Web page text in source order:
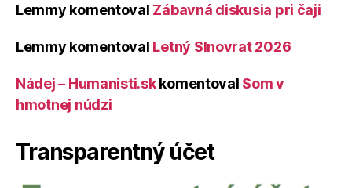
Lemmy komentoval Zábavná diskusia pri čaji
Lemmy komentoval Letný Slnovrat 2026
Nádej – Humanisti.skkomentoval Som v
hmotnej núdzi
Transparentný účet